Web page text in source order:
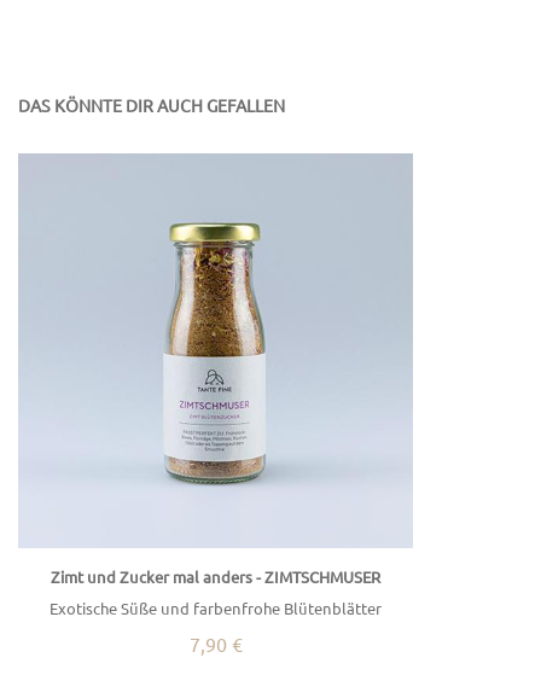
DAS KÖNNTE DIR AUCH GEFALLEN
Zimt und Zucker mal anders - ZIMTSCHMUSER
Exotische Süße und farbenfrohe Blütenblätter
7,90 €